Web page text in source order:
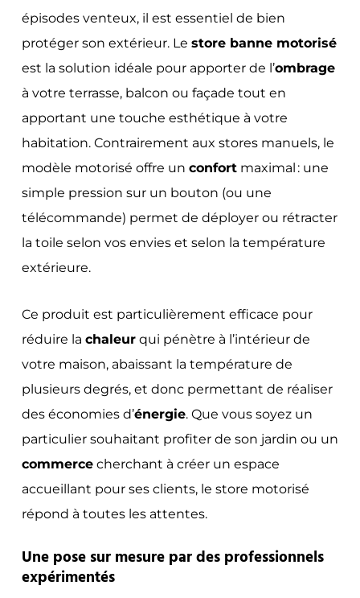
épisodes venteux, il est essentiel de bien
protéger son extérieur. Le store banne motorisé
est la solution idéale pour apporter de l’ombrage
à votre terrasse, balcon ou façade tout en
apportant une touche esthétique à votre
habitation. Contrairement aux stores manuels, le
modèle motorisé offre un confortmaximal : une
simple pression sur un bouton (ou une
télécommande) permet de déployer ou rétracter
la toile selon vos envies et selon la température
extérieure.
Ce produit est particulièrement efficace pour
réduire la chaleurqui pénètre à l’intérieur de
votre maison, abaissant la température de
plusieurs degrés, et donc permettant de réaliser
des économies d’énergie. Que vous soyez un
particulier souhaitant profiter de son jardin ou un
commercecherchant à créer un espace
accueillant pour ses clients, le store motorisé
répond à toutes les attentes.
Une pose sur mesure par des professionnels
expérimentés